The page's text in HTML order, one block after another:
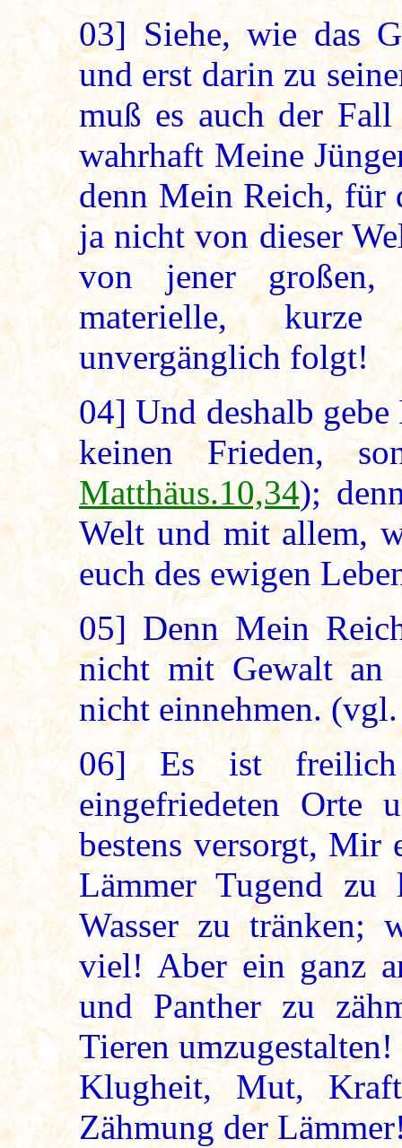
03]Siehe, wie das
und erst darin zu
muß es auch der
wahrhaft Meine
denn Mein Reich, für
ja nicht von dieser
von jener großen,
materielle,
unvergänglich folgt!
04] Und deshalb
keinen Frieden,
Matthäus.10,34);
Welt und mit allem,
euch des ewigen
05] Denn Mein
nicht mit Gewalt an
nicht einnehmen.
06] Es ist freilich
eingefriedeten Orte
bestens versorgt, Mir
Lämmer Tugend
Wasser zu tränken;
viel! Aber ein ganz
und Panther zu
Tieren
Klugheit, Mut,
Zähmung der